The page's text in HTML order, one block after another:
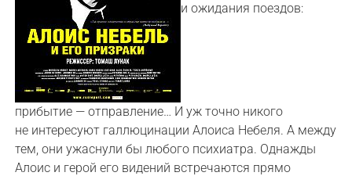
и ожидания поездов:
прибытие — отправление… И уж точно никого
не интересуют галлюцинации Алоиса Небеля. А между
тем, они ужаснули бы любого психиатра. Однажды
Алоис и герой его видений встречаются прямо